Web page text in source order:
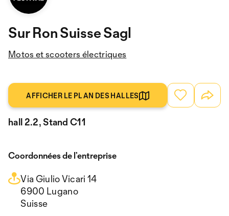
Sur Ron Suisse Sagl
Motos et scooters électriques
AFFICHER LE PLAN DES HALLES
hall 2.2, Stand C11
Coordonnées de l’entreprise
Via Giulio Vicari 14
6900 Lugano
Suisse